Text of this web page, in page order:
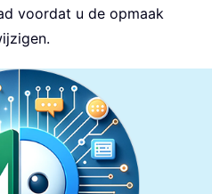
voordat u de opmaak